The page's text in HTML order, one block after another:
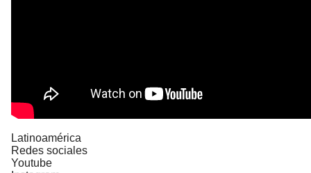
Latinoamérica
Redes sociales
Youtube